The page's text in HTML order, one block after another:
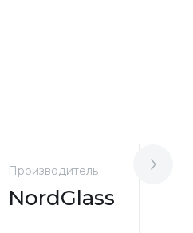
Производитель
NordGlass